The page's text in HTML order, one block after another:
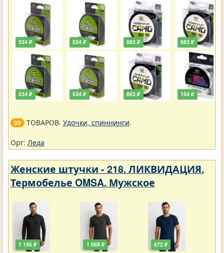
534 ₽
534 ₽
534 ₽
534 ₽
883 ₽
883 ₽
883 ₽
154 ₽
99 ТОВАРОВ. Удочки, спиннинги.
Орг: Леда
Женские штучки - 218. ЛИКВИДАЦИЯ.
Термобелье OMSA. Мужское
1 195 ₽ 1 068 ₽ 672 ₽